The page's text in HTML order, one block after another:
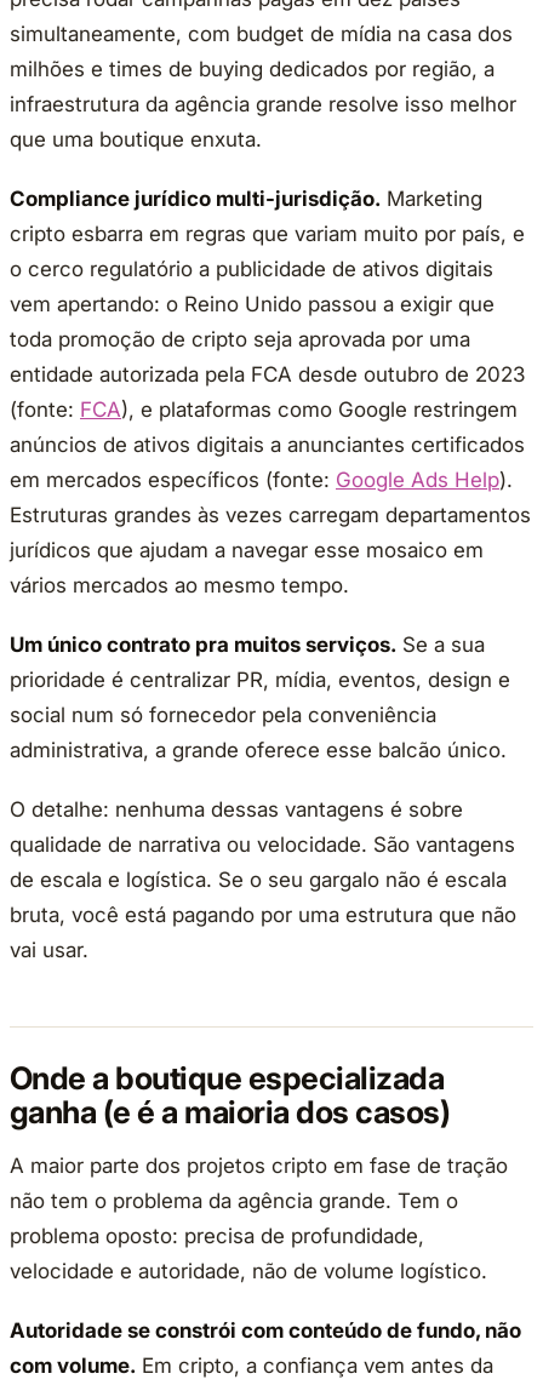
simultaneamente, com budget de mídia na casa dos
milhões e times de buying dedicados por região, a
infraestrutura da agência grande resolve isso melhor
que uma boutique enxuta.
Compliance jurídico multi-jurisdição. Marketing
cripto esbarra em regras que variam muito por país, e
o cerco regulatório a publicidade de ativos digitais
vem apertando: o Reino Unido passou a exigir que
toda promoção de cripto seja aprovada por uma
entidade autorizada pela FCA desde outubro de 2023
(fonte: FCA), e plataformas como Google restringem
anúncios de ativos digitais a anunciantes certificados
em mercados específicos (fonte: Google Ads Help).
Estruturas grandes às vezes carregam departamentos
jurídicos que ajudam a navegar esse mosaico em
vários mercados ao mesmo tempo.
Um único contrato pra muitos serviços. Se a sua
prioridade é centralizar PR, mídia, eventos, design e
social num só fornecedor pela conveniência
administrativa, a grande oferece esse balcão único.
O detalhe: nenhuma dessas vantagens é sobre
qualidade de narrativa ou velocidade. São vantagens
de escala e logística. Se o seu gargalo não é escala
bruta, você está pagando por uma estrutura que não
vai usar.
Onde a boutique especializada
ganha (e é a maioria dos casos)
A maior parte dos projetos cripto em fase de tração
não tem o problema da agência grande. Tem o
problema oposto: precisa de profundidade,
velocidade e autoridade, não de volume logístico.
Autoridade se constrói com conteúdo de fundo, não
com volume. Em cripto, a confiança vem antes da